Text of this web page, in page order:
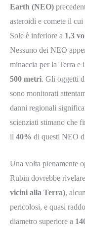
Earth (NEO)
asteroidi e comete il
Sole è inferiore a 1,3
Nessuno dei NEO
minaccia per la Terra e
500 metri. Gli oggetti
sono monitorati
danni regionali
scienziati stimano che
il 40% di questi NEO
Una volta pienamente
Rubin dovrebbe
vicini alla Terra),
pericolosi, e quasi
diametro superiore a